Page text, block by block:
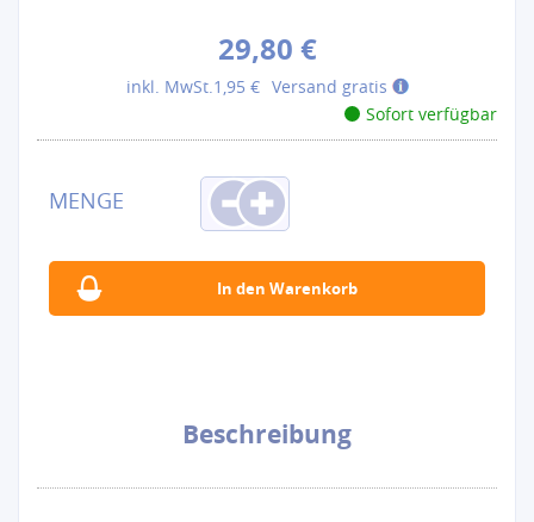
29,80 €
inkl. MwSt. 1,95 € Versand gratis
Sofort verfügbar
Beschreibung